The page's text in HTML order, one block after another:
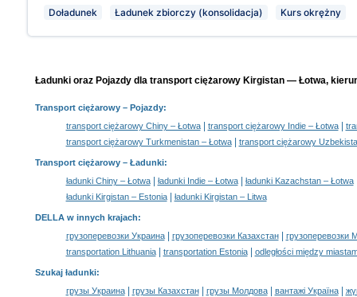
Doładunek Ładunek zbiorczy (konsolidacja) Kurs okrężny
Ładunki oraz Pojazdy dla transport ciężarowy Kirgistan — Łotwa,
Transport ciężarowy– Pojazdy:
transport ciężarowy Chiny – Łotwa| transport ciężarowy Indie – Łotwa|
transport ciężarowy Turkmenistan – Łotwa| transport ciężarowy
Transport ciężarowy – Ładunki:
ładunki Chiny – Łotwa| ładunki Indie – Łotwa| ładunki Kazachstan – Łotwa
ładunki Kirgistan – Estonia| ładunki Kirgistan – Litwa
DELLA w innych krajach:
грузоперевозки Украина| грузоперевозки Казахстан|
грузоперевозки
transportation Lithuania| transportation Estonia| odległości między
Szukaj ładunki:
грузы Украина| грузы Казахстан| грузы Молдова| вантажі Україна|